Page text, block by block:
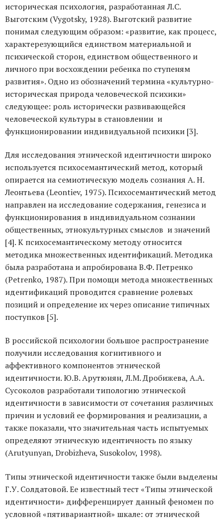
историческая психология, разработанная Л.С.
Выготским (Vygotsky, 1928). Выготский развитие
понимал следующим образом: «развитие, как процесс,
характерезующийся единством материальной и
психической сторон, единством общественного и
личного при восхождении ребенка по ступеням
развития». Одно из обозначений термина «культурно-
историческая природа человеческой психики»
следующее: роль исторически развивающейся
человеческой культуры в становлении и
функционировании индивидуальной психики [3].
Для исследования этнической идентичности широко
используется психосемантический метод, который
опирается на семиотическую модель сознания А. Н.
Леонтьева (Leontiev, 1975). Психосемантический метод
направлен на исследование содержания, генезиса и
функционирования в индивидуальном сознании
общественных, этнокультурных смыслов и значений
[4]. К психосемантическому методу относится
методика множественных идентификаций. Методика
была разработана и апробирована В.Ф. Петренко
(Petrenko, 1987). При помощи метода множественных
идентификаций проводится сравнение ролевых
позиций и определение их через описание типичных
поступков [5].
В российской психологии большое распространение
получили исследования когнитивного и
аффективного компонентов этнической
идентичности. Ю.В. Арутюнян, Л.М. Дробижева, А.А.
Сусоколов разработали типологию этнической
идентичности в зависимости от сочетания различных
причин и условий ее формирования и реализации, а
также показали, что значительная часть испытуемых
определяют этническую идентичность по языку
(Аrutyunyan, Drobizhevа, Susokolov, 1998).
Типы этнической идентичности также были выделены
Г.У. Солдатовой. Ее известный тест «Типы этнической
идентичности» дифференцирует данный феномен по
условной «пятивариантной» шкале: от этнической